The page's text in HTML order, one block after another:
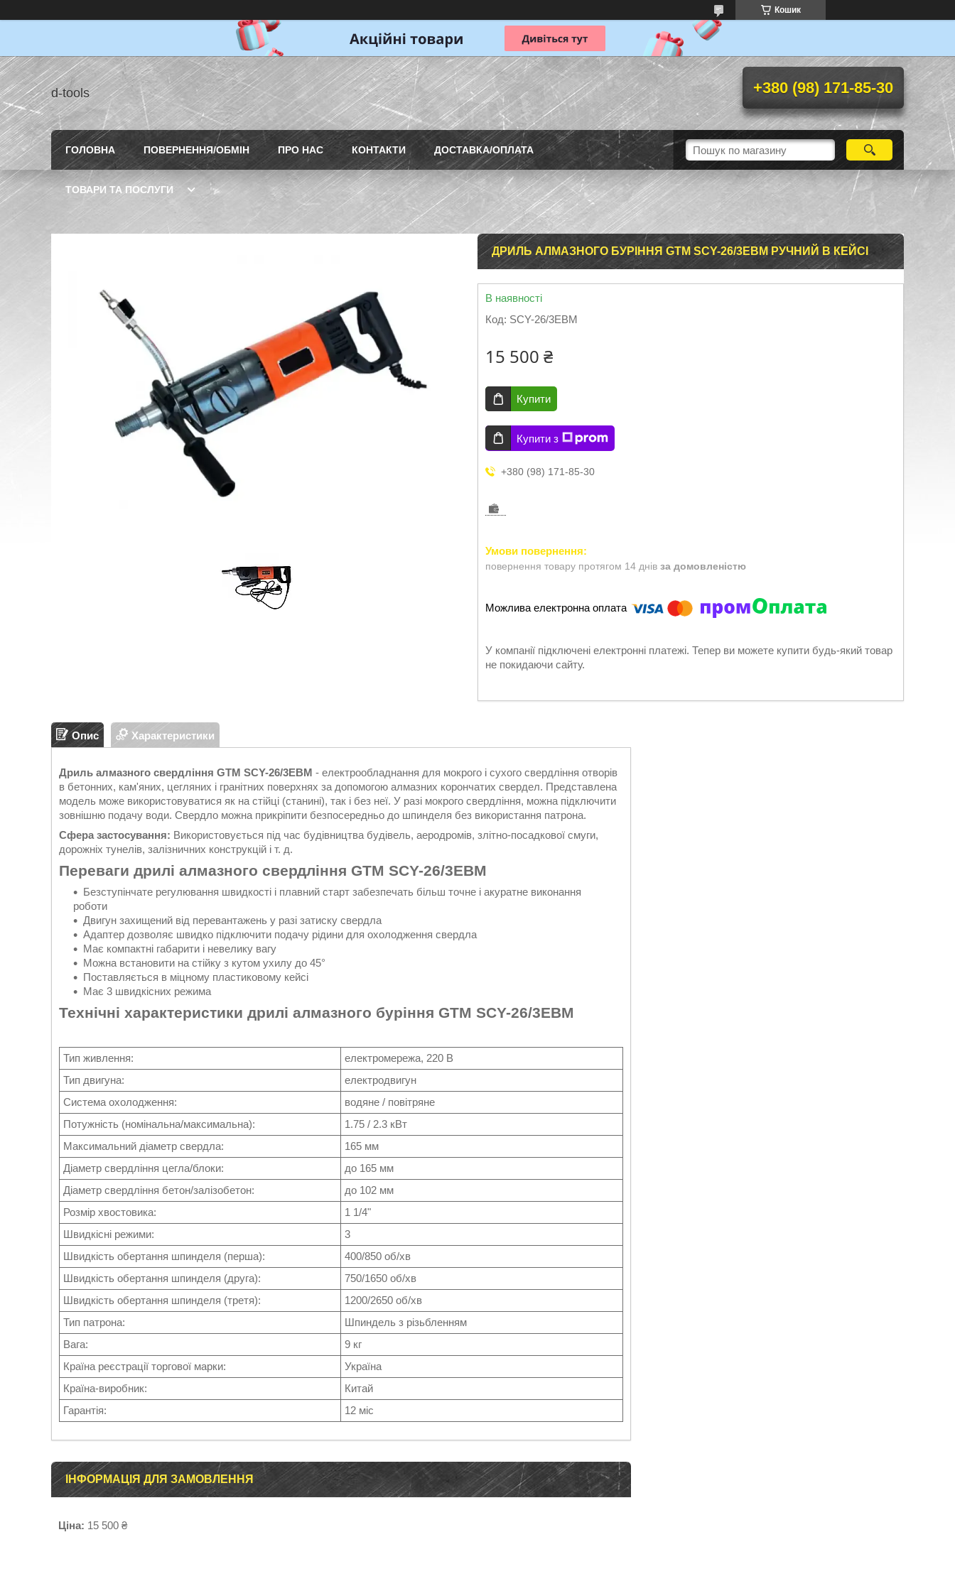
Кошик
d-tools +380 (98) 171-85-30
ГОЛОВНА ПОВЕРНЕННЯ/ОБМІН ПРО НАС КОНТАКТИ ДОСТАВКА/ОПЛАТА
ТОВАРИ ТА ПОСЛУГИ
ДРИЛЬ АЛМАЗНОГО БУРІННЯ GTM SCY-26/3EBM РУЧНИЙ В КЕЙСІ
В наявності
Код: SCY-26/3EBM
15 500 ₴
Купити
Купити з
+380 (98) 171-85-30
повернення товару протягом 14 днів за домовленістю
У компанії підключені електронні платежі. Тепер ви можете купити будь-який товар
не покидаючи сайту.
Опис Характеристики
Дриль алмазного свердління GTM SCY-26/3EBM - електрообладнання для мокрого і сухого свердління отворів
в бетонних, кам'яних, цегляних і гранітних поверхнях за допомогою алмазних корончатих свердел. Представлена
модель може використовуватися як на стійці (станині), так і без неї. У разі мокрого свердління, можна підключити
зовнішню подачу води. Свердло можна прикріпити безпосередньо до шпинделя без використання патрона.
Сфера застосування: Використовується під час будівництва будівель, аеродромів, злітно-посадкової смуги,
дорожніх тунелів, залізничних конструкцій і т. д.
Переваги дрилі алмазного свердління GTM SCY-26/3EBM
Безступінчате регулювання швидкості і плавний старт забезпечать більш точне і акуратне виконання
роботи
Двигун захищений від перевантажень у разі затиску свердла
Адаптер дозволяє швидко підключити подачу рідини для охолодження свердла
Має компактні габарити і невелику вагу
Можна встановити на стійку з кутом ухилу до 45°
Поставляється в міцному пластиковому кейсі
Має 3 швидкісних режима
Технічні характеристики дрилі алмазного буріння GTM SCY-26/3EBM
Тип живлення:
електромережа, 220 В
Тип двигуна:
електродвигун
Система охолодження:
водяне / повітряне
Потужність (номінальна/максимальна):
1.75 / 2.3 кВт
Максимальний діаметр свердла:
165 мм
Діаметр свердління цегла/блоки:
до 165 мм
Діаметр свердління бетон/залізобетон:
до 102 мм
Розмір хвостовика:
1 1/4"
Швидкісні режими:
3
Швидкість обертання шпинделя (перша):
400/850 об/хв
Швидкість обертання шпинделя (друга):
750/1650 об/хв
Швидкість обертання шпинделя (третя):
1200/2650 об/хв
Тип патрона:
Шпиндель з різьбленням
Вага:
9 кг
Країна реєстрації торгової марки:
Україна
Країна-виробник:
Китай
Гарантія:
12 міс
ІНФОРМАЦІЯ ДЛЯ ЗАМОВЛЕННЯ
Ціна: 15 500 ₴